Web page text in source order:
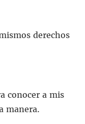
derechos
conocer a mis
manera.